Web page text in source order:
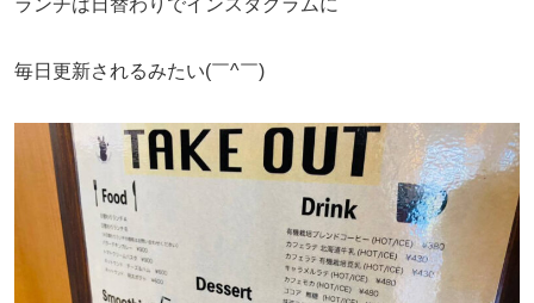
毎日更新されるみたい(￣^￣)ゞ